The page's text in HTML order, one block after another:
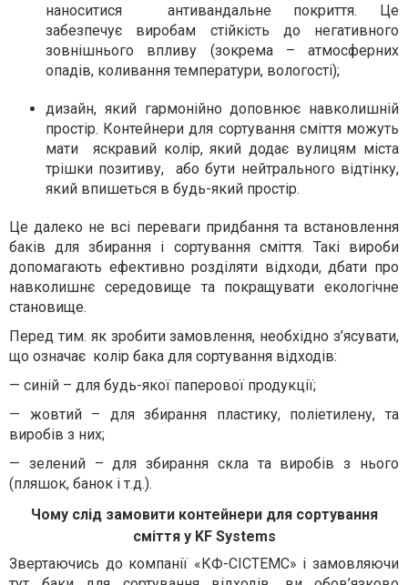
наноситися антивандальне покриття. Це
забезпечує виробам стійкість до негативного
зовнішнього впливу (зокрема – атмосферних
опадів, коливання температури, вологості);
дизайн, який гармонійно доповнює навколишній
простір. Контейнери для сортування сміття можуть
мати яскравий колір, який додає вулицям міста
трішки позитиву, або бути нейтрального відтінку,
який впишеться в будь-який простір.
Це далеко не всі переваги придбання та встановлення
баків для збирання і сортування сміття. Такі вироби
допомагають ефективно розділяти відходи, дбати про
навколишнє середовище та покращувати екологічне
становище.
Перед тим. як зробити замовлення, необхідно з’ясувати,
що означає колір бака для сортування відходів:
— синій – для будь-якої паперової продукції;
— жовтий – для збирання пластику, поліетилену, та
виробів з них;
— зелений – для збирання скла та виробів з нього
(пляшок, банок і т.д.).
Чому слід замовити контейнери для сортування
сміття у KF Systems
Звертаючись до компанії «КФ-СІСТЕМС» і замовляючи